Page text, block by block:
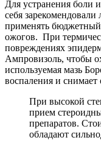
Для устранения боли
себя
применять
ожогов. При
повреждениях
Ампровизоль, чтобы
используемая мазь
воспаления и снимает
При высокой
прием
препаратов.
обладают